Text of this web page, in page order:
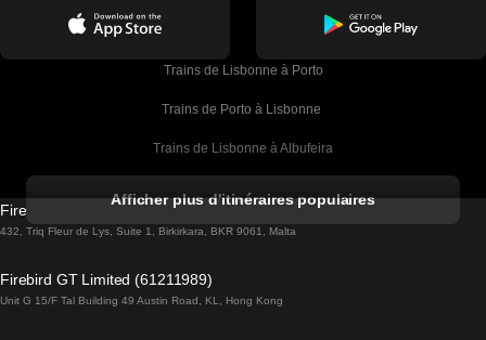
Trains de Lisbonne à Porto
Trains de Porto à Lisbonne
Trains de Lisbonne à Albufeira
Trains de Lisbonne à Lagos
Trains de Lisbonne à Madrid
Afficher plus d'itinéraires populaires
Firebird GT Limited (OC 1451)
432, Triq Fleur de Lys, Suite 1, Birkirkara, BKR 9061, Malta
Firebird GT Limited (61211989)
Unit G 15/F Tal Building 49 Austin Road, KL, Hong Kong